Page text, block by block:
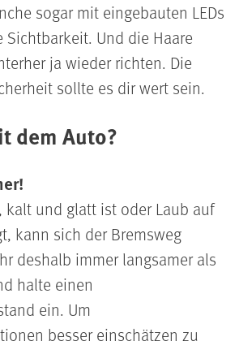
sogar mit eingebauten LEDs
Sichtbarkeit. Und die Haare
ja wieder richten. Die
sollte es dir wert sein.
dem Auto?
kalt und glatt ist oder Laub auf
kann sich der Bremsweg
deshalb immer langsamer als
halte einen
ein. Um
besser einschätzen zu